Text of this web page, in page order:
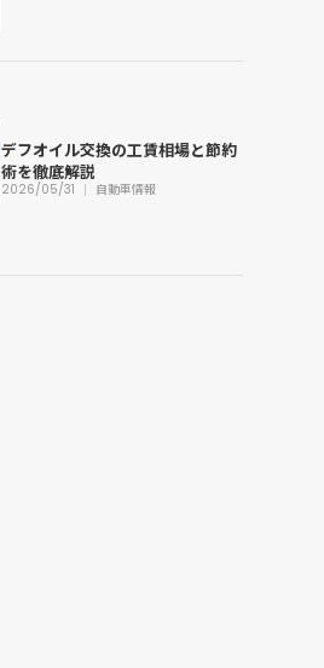
デフオイル交換の工賃相場と節約
術を徹底解説
2026/05/31 自動車情報